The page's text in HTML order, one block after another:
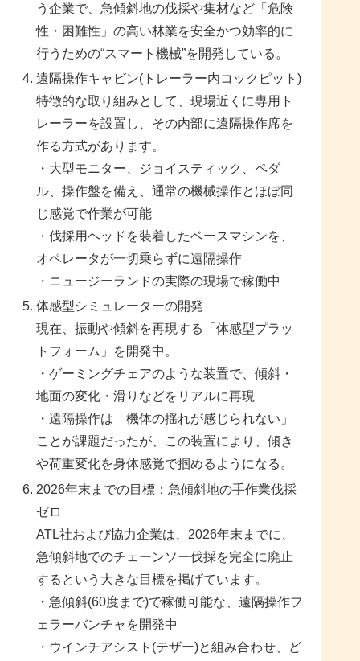
う企業で、急傾斜地の伐採や集材など「危険
性・困難性」の高い林業を安全かつ効率的に
行うための“スマート機械”を開発している。
遠隔操作キャビン(トレーラー内コックピット)
特徴的な取り組みとして、現場近くに専用ト
レーラーを設置し、その内部に遠隔操作席を
作る方式があります。
・大型モニター、ジョイスティック、ペダ
ル、操作盤を備え、通常の機械操作とほぼ同
じ感覚で作業が可能
・伐採用ヘッドを装着したベースマシンを、
オペレータが一切乗らずに遠隔操作
・ニュージーランドの実際の現場で稼働中
体感型シミュレーターの開発
現在、振動や傾斜を再現する「体感型プラッ
トフォーム」を開発中。
・ゲーミングチェアのような装置で、傾斜・
地面の変化・滑りなどをリアルに再現
・遠隔操作は「機体の揺れが感じられない」
ことが課題だったが、この装置により、傾き
や荷重変化を身体感覚で掴めるようになる。
2026年末までの目標：急傾斜地の手作業伐採
ゼロ
ATL社および協力企業は、2026年末までに、
急傾斜地でのチェーンソー伐採を完全に廃止
するという大きな目標を掲げています。
・急傾斜(60度まで)で稼働可能な、遠隔操作フ
ェラーバンチャを開発中
・ウインチアシスト(テザー)と組み合わせ、ど